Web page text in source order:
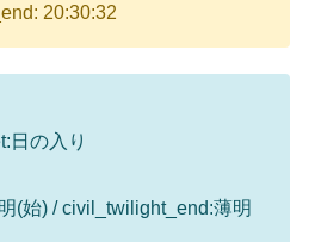
20:30:32
日の入り
(始) / civil_twilight_end:薄明